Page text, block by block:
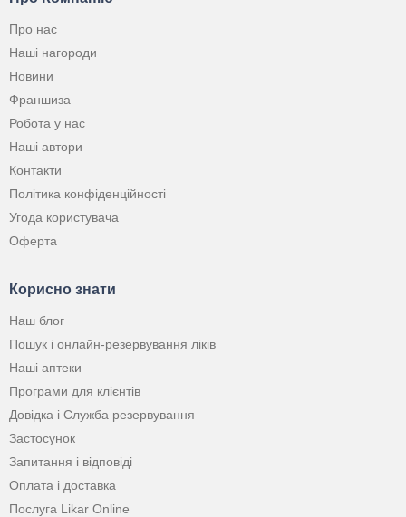
Про нас
Наші нагороди
Новини
Франшиза
Робота у нас
Наші автори
Контакти
Політика конфіденційності
Угода користувача
Оферта
Корисно знати
Наш блог
Пошук і онлайн-резервування ліків
Наші аптеки
Програми для клієнтів
Довідка і Служба резервування
Застосунок
Запитання і відповіді
Оплата і доставка
Послуга Likar Online